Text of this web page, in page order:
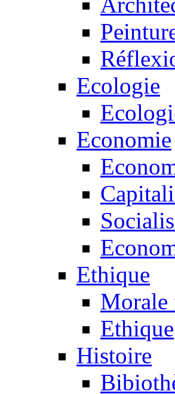
Ecologie
Economie
Ethique
Morale
Ethique
Histoire